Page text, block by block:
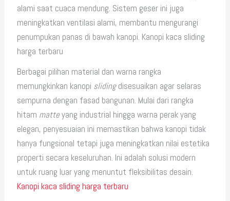
alami saat cuaca mendung. Sistem geser ini juga
meningkatkan ventilasi alami, membantu mengurangi
penumpukan panas di bawah kanopi. Kanopi kaca sliding
harga terbaru
Berbagai pilihan material dan warna rangka
memungkinkan kanopi slidingdisesuaikan agar selaras
sempurna dengan fasad bangunan. Mulai dari rangka
hitam matteyang industrial hingga warna perak yang
elegan, penyesuaian ini memastikan bahwa kanopi tidak
hanya fungsional tetapi juga meningkatkan nilai estetika
properti secara keseluruhan. Ini adalah solusi modern
untuk ruang luar yang menuntut fleksibilitas desain.
Kanopi kaca sliding harga terbaru